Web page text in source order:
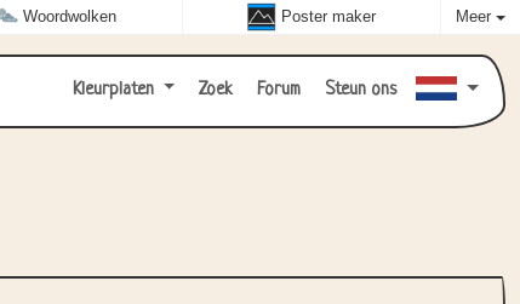
Woordwolken Poster maker Meer
Kleurplaten Zoek Forum Steun ons